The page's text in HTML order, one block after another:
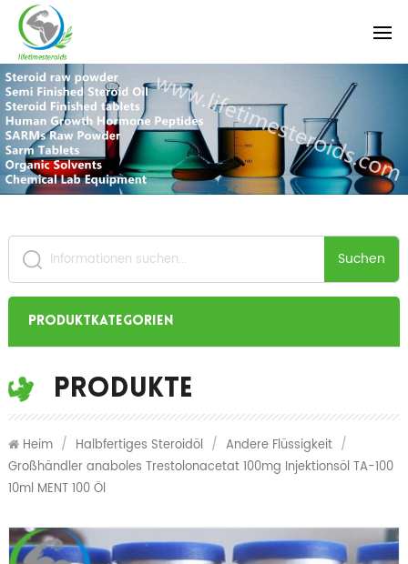
Suchen
Produktkategorien
Produkte
Heim / Halbfertiges Steroidöl / Andere Flüssigkeit /
Großhändler anaboles Trestolonacetat 100mg Injektionsöl TA-100
10ml MENT 100 Öl